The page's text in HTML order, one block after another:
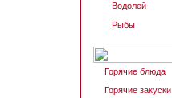
Водолей
Рыбы
Горячие блюда
Горячие закуски